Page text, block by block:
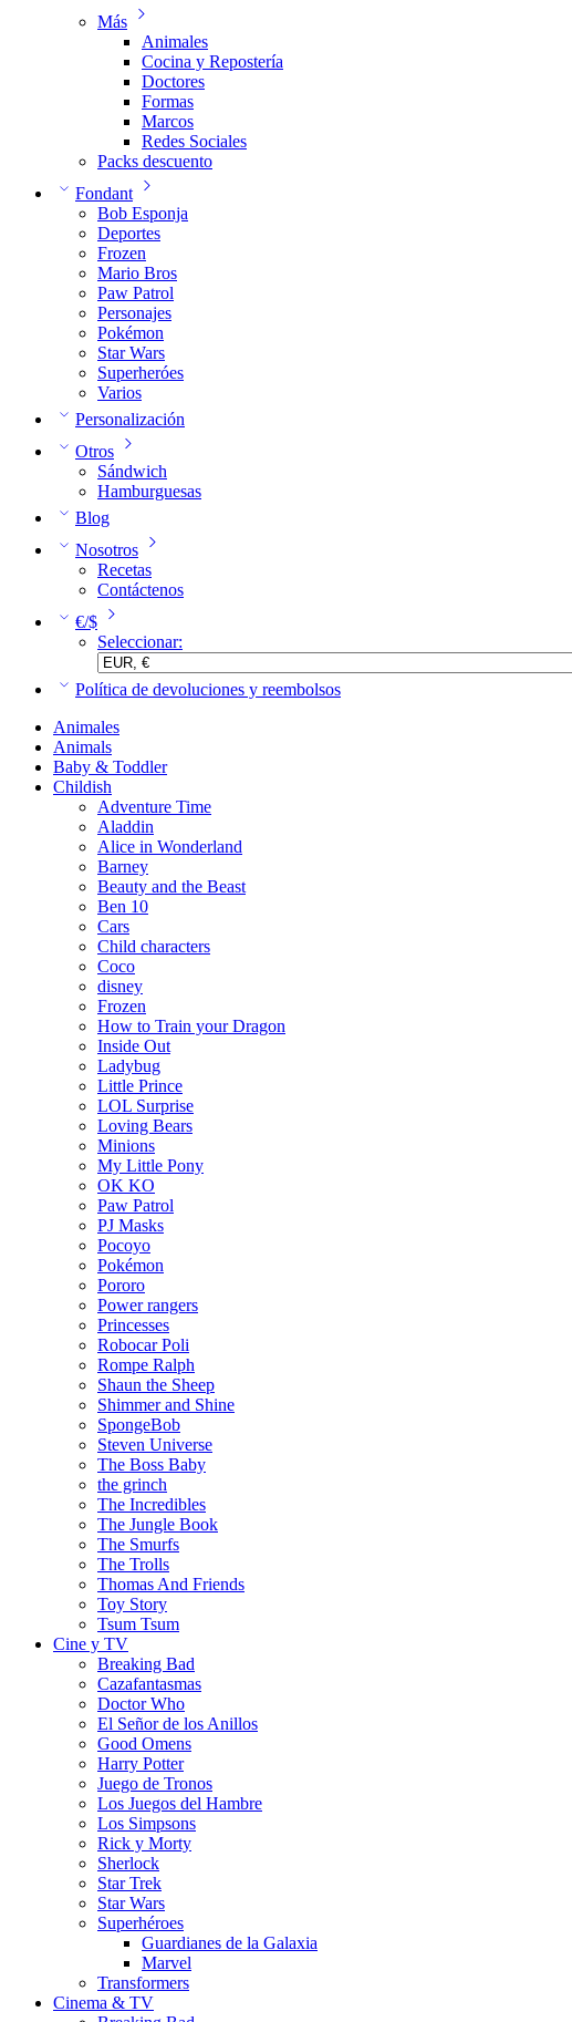
Más
Animales
Cocina y Repostería
Doctores
Formas
Marcos
Redes Sociales
Packs descuento
Fondant
Bob Esponja
Deportes
Frozen
Mario Bros
Paw Patrol
Personajes
Pokémon
Star Wars
Superheróes
Varios
Personalización
Otros
Sándwich
Hamburguesas
Blog
Nosotros
Recetas
Contáctenos
€/$
Seleccionar:
Política de devoluciones y reembolsos
Animales
Animals
Baby & Toddler
Childish
Adventure Time
Aladdin
Alice in Wonderland
Barney
Beauty and the Beast
Ben 10
Cars
Child characters
Coco
disney
Frozen
How to Train your Dragon
Inside Out
Ladybug
Little Prince
LOL Surprise
Loving Bears
Minions
My Little Pony
OK KO
Paw Patrol
PJ Masks
Pocoyo
Pokémon
Pororo
Power rangers
Princesses
Robocar Poli
Rompe Ralph
Shaun the Sheep
Shimmer and Shine
SpongeBob
Steven Universe
The Boss Baby
the grinch
The Incredibles
The Jungle Book
The Smurfs
The Trolls
Thomas And Friends
Toy Story
Tsum Tsum
Cine y TV
Breaking Bad
Cazafantasmas
Doctor Who
El Señor de los Anillos
Good Omens
Harry Potter
Juego de Tronos
Los Juegos del Hambre
Los Simpsons
Rick y Morty
Sherlock
Star Trek
Star Wars
Superhéroes
Guardianes de la Galaxia
Marvel
Transformers
Cinema & TV